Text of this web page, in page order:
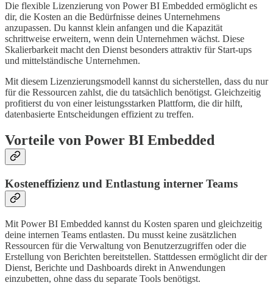
Die flexible Lizenzierung von Power BI Embedded ermöglicht es
dir, die Kosten an die Bedürfnisse deines Unternehmens
anzupassen. Du kannst klein anfangen und die Kapazität
schrittweise erweitern, wenn dein Unternehmen wächst. Diese
Skalierbarkeit macht den Dienst besonders attraktiv für Start-ups
und mittelständische Unternehmen.
Mit diesem Lizenzierungsmodell kannst du sicherstellen, dass du nur
für die Ressourcen zahlst, die du tatsächlich benötigst. Gleichzeitig
profitierst du von einer leistungsstarken Plattform, die dir hilft,
datenbasierte Entscheidungen effizient zu treffen.
Vorteile von Power BI Embedded
Kosteneffizienz und Entlastung interner Teams
Mit Power BI Embedded kannst du Kosten sparen und gleichzeitig
deine internen Teams entlasten. Du musst keine zusätzlichen
Ressourcen für die Verwaltung von Benutzerzugriffen oder die
Erstellung von Berichten bereitstellen. Stattdessen ermöglicht dir der
Dienst, Berichte und Dashboards direkt in Anwendungen
einzubetten, ohne dass du separate Tools benötigst.